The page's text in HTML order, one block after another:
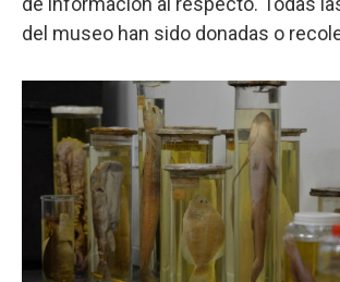
del museo han sido donadas o